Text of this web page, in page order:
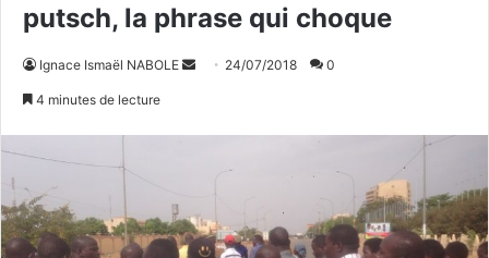
putsch, la phrase qui choque
Ignace Ismaël NABOLE
r
u
24/07/2018 0
4 minutes de lecture